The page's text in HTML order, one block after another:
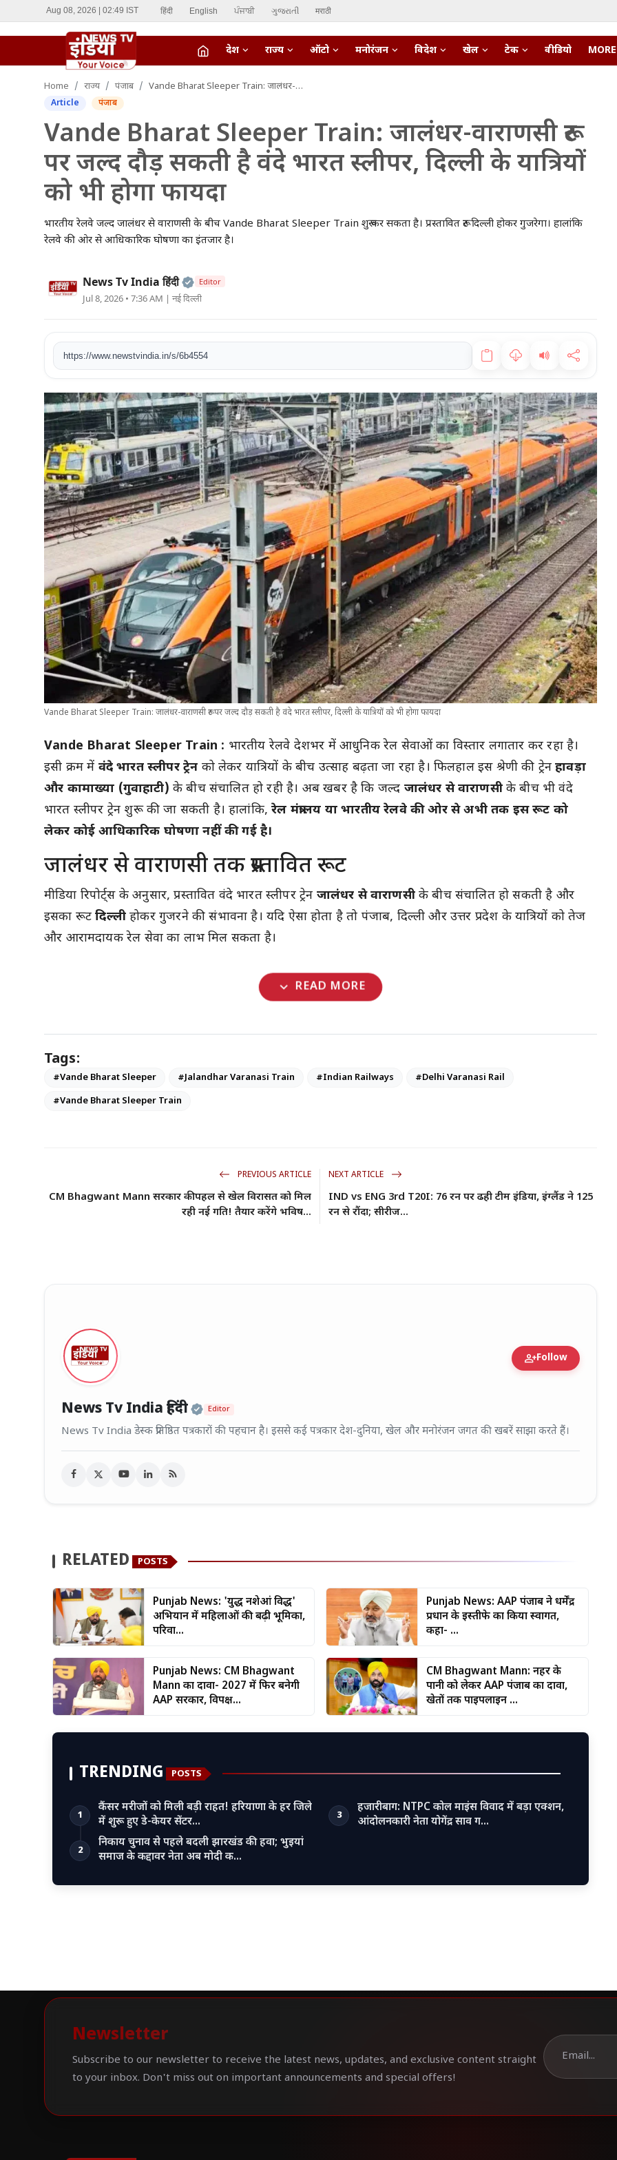
Aug 08, 2026 | 02:49 IST हिंदी English ਪੰਜਾਬੀ ગુજરાતી मराठी
देश राज्य ऑटो मनोरंजन विदेश खेल टेक वीडियो MORE
LIVE TV
लाइफस्टाइल
Home राज्य पंजाब Vande Bharat Sleeper Train: जालंधर-वाराणसी रूट पर जल्द दौड़ सकती है वंदे भारत स्लीपर, दिल्ली के यात्रियों को भी होगा फायदा
Article पंजाब
Vande Bharat Sleeper Train: जालंधर-वाराणसी रूट
पर जल्द दौड़ सकती है वंदे भारत स्लीपर, दिल्ली के यात्रियों
को भी होगा फायदा
भारतीय रेलवे जल्द जालंधर से वाराणसी के बीच Vande Bharat Sleeper Train शुरू कर सकता है। प्रस्तावित रूट दिल्ली होकर गुजरेगा। हालांकि
रेलवे की ओर से आधिकारिक घोषणा का इंतजार है।
News Tv India हिंदी Official | Verified Expert • 27 Mar, 2026
Editor
Jul 8, 2026 • 7:36 AM | नई दिल्ली
https://www.newstvindia.in/s/6b4554
Vande Bharat Sleeper Train: जालंधर-वाराणसी रूट पर जल्द दौड़ सकती है वंदे भारत स्लीपर, दिल्ली के यात्रियों को भी होगा फायदा
Vande Bharat Sleeper Train : भारतीय रेलवे देशभर में आधुनिक रेल सेवाओं का विस्तार लगातार कर रहा है।
इसी क्रम में वंदे भारत स्लीपर ट्रेन को लेकर यात्रियों के बीच उत्साह बढ़ता जा रहा है। फिलहाल इस श्रेणी की ट्रेनहावड़ा
और कामाख्या (गुवाहाटी) के बीच संचालित हो रही है। अब खबर है कि जल्द जालंधर से वाराणसीके बीच भी वंदे
भारत स्लीपर ट्रेन शुरू की जा सकती है। हालांकि,रेल मंत्रालय या भारतीय रेलवे की ओर से अभी तक इस रूट को
लेकर कोई आधिकारिक घोषणा नहीं की गई है।
जालंधर से वाराणसी तक प्रस्तावित रूट
मीडिया रिपोर्ट्स के अनुसार, प्रस्तावित वंदे भारत स्लीपर ट्रेन जालंधर से वाराणसीके बीच संचालित हो सकती है और
इसका रूटदिल्ली होकर गुजरने की संभावना है। यदि ऐसा होता है तो पंजाब, दिल्ली और उत्तर प्रदेश के यात्रियों को तेज
और आरामदायक रेल सेवा का लाभ मिल सकता है।
expand_more READ MORE
Tags:
#Vande Bharat Sleeper #Jalandhar Varanasi Train #Indian Railways
#Delhi Varanasi Rail
#Vande Bharat Sleeper Train
PREVIOUS ARTICLE
CM Bhagwant Mann सरकार की पहल से खेल विरासत को मिल
रही नई गति! तैयार करेंगे भविष...
NEXT ARTICLE
IND vs ENG 3rd T20I: 76 रन पर ढही टीम इंडिया, इंग्लैंड ने 125
रन से रौंदा; सीरीज...
person_addFollow
News Tv India हिंदी Official | Verified Expert • 27 Mar, 2026
Editor
News Tv India डेस्क प्रतिष्ठित पत्रकारों की पहचान है। इससे कई पत्रकार देश-दुनिया, खेल और मनोरंजन जगत की खबरें साझा करते हैं।
RELATED POSTS
Punjab News: 'युद्ध नशेआं विरुद्ध'
अभियान में महिलाओं की बढ़ी भूमिका,
परिवा...
Punjab News: AAP पंजाब ने धर्मेंद्र
प्रधान के इस्तीफे का किया स्वागत,
कहा- ...
Punjab News: CM Bhagwant
Mann का दावा- 2027 में फिर बनेगी
AAP सरकार, विपक्ष...
CM Bhagwant Mann: नहर के
पानी को लेकर AAP पंजाब का दावा,
खेतों तक पाइपलाइन ...
TRENDING POSTS
1
कैंसर मरीजों को मिली बड़ी राहत! हरियाणा के हर जिले
में शुरू हुए डे-केयर सेंटर…
2
निकाय चुनाव से पहले बदली झारखंड की हवा; भुइयां
समाज के कद्दावर नेता अब मोदी क…
3
हजारीबाग: NTPC कोल माइंस विवाद में बड़ा एक्शन,
आंदोलनकारी नेता योगेंद्र साव ग…
Newsletter
Subscribe to our newsletter to receive the latest news, updates, and exclusive content straight
to your inbox. Don't miss out on important announcements and special offers!